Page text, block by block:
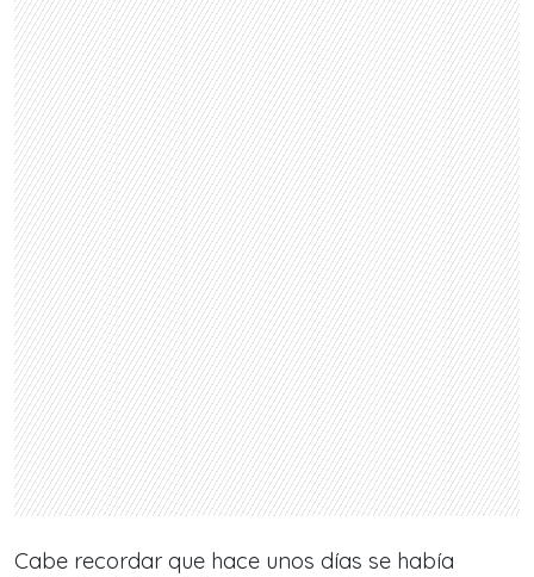
Cabe recordar que hace unos días se había